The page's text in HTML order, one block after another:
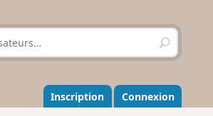
R
e
h
e
r
Inscription Connexion